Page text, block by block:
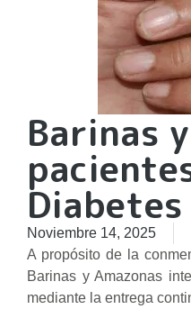
Barinas
Diabetes
Noviembre 14, 2025
A propósito de la
Barinas y Amazonas
mediante la entrega